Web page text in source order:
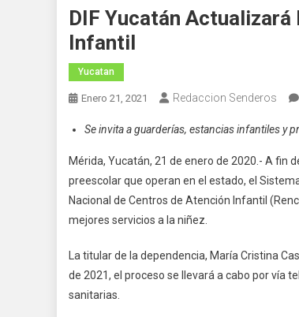
DIF Yucatán
Infantil
Yucatan
Enero 21, 2021 Redaccion Senderos
Se invita a guarderías, estancias infantiles y
Mérida, Yucatán, 21 de enero de 2020.- A fin
preescolar que operan en el estado, el
Nacional de Centros de Atención Infantil
mejores servicios a la niñez.
La titular de la dependencia, María Cristina
de 2021, el proceso se llevará a cabo por vía
sanitarias.